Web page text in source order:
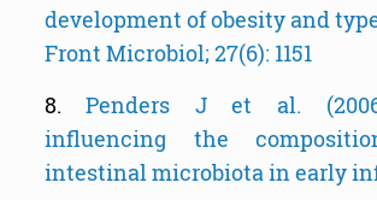
development of obesity and
Front Microbiol; 27(6): 1151
8.Penders J et al.
influencing the
intestinal microbiota in early